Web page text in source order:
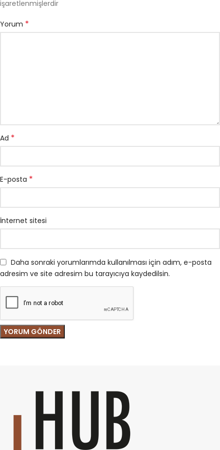
işaretlenmişlerdir
Yorum *
Ad *
E-posta *
İnternet sitesi
Daha sonraki yorumlarımda kullanılması için adım, e-posta
adresim ve site adresim bu tarayıcıya kaydedilsin.